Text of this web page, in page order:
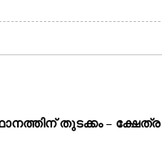
തുടക്കം – ക്ഷേത്ര